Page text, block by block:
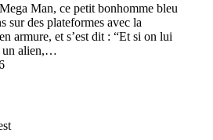
Man, ce petit bonhomme bleu
sur des plateformes avec la
armure, et s’est dit : “Et si on lui
un alien,…